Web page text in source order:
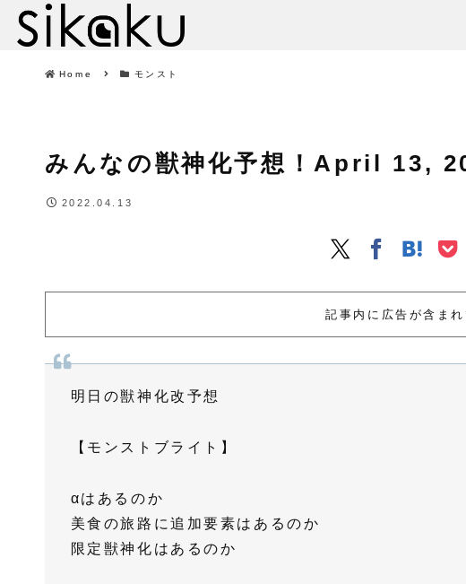
Home モンスト
みんなの獣神化予想！April 13,
2022.04.13
記事内に広告が含まれ
明日の獣神化改予想
【モンストブライト】
αはあるのか
美食の旅路に追加要素はあるのか
限定獣神化はあるのか